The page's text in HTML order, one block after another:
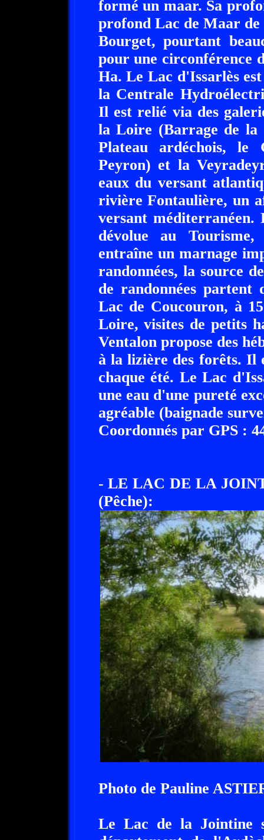
formé un maar. Sa
profond Lac de Maar
Bourget, pourtant
pour une circonférence
Ha. Le Lac d'Issarlès
la Centrale
Il est relié via des
la Loire (Barrage de la
Plateau ardéchois,
Peyron) et la
eaux du versant
rivière Fontaulière, un
versant méditerranéen.
dévolue au
entraîne un marnage
randonnées, la source
de randonnées
Lac de Coucouron, à
Loire, visites de petits
Ventalon propose des
à la lizière des forêts. Il
chaque été. Le Lac
une eau d'une pureté
agréable (baignade
Coordonnés par GPS :
- LE LAC DE LA
(Pêche):
Photo de Pauline
Le Lac de la Jointine